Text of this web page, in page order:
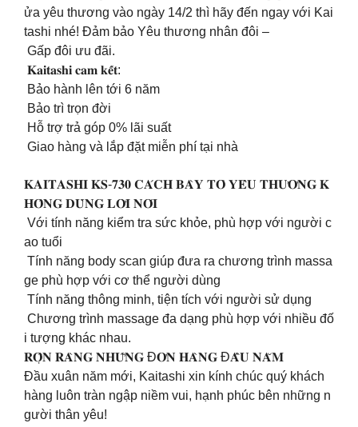
ửa yêu thương vào ngày 14/2 thì hãy đến ngay với Kai
tashi nhé! Đảm bảo Yêu thương nhân đôi –
Gấp đôi ưu đãi.
𝐊𝐚𝐢𝐭𝐚𝐬𝐡𝐢 𝐜𝐚𝐦 𝐤𝐞̂́𝐭:
Bảo hành lên tới 6 năm
Bảo trì trọn đời
Hỗ trợ trả góp 0% lãi suất
Giao hàng và lắp đặt miễn phí tại nhà
𝐊𝐀𝐈𝐓𝐀𝐒𝐇𝐈 𝐊𝐒-𝟕𝟑𝟎 𝐂𝐀́𝐂𝐇 𝐁𝐀̀𝐘 𝐓𝐎̉ 𝐘𝐄̂𝐔 𝐓𝐇𝐔̛𝐎̛𝐍𝐆 𝐊
𝐇𝐎̂𝐍𝐆 𝐃𝐔̀𝐍𝐆 𝐋𝐎̛̀𝐈 𝐍𝐎́𝐈
Với tính năng kiểm tra sức khỏe, phù hợp với người c
ao tuổi
Tính năng body scan giúp đưa ra chương trình massa
ge phù hợp với cơ thể người dùng
Tính năng thông minh, tiện tích với người sử dụng
Chương trình massage đa dạng phù hợp với nhiều đố
i tượng khác nhau.
𝐑𝐎̣̂𝐍 𝐑𝐀̀𝐍𝐆 𝐍𝐇𝐔̛̃𝐍𝐆 Đ𝐎̛𝐍 𝐇𝐀̀𝐍𝐆 Đ𝐀̂̀𝐔 𝐍𝐀̆𝐌
Đầu xuân năm mới, Kaitashi xin kính chúc quý khách
hàng luôn tràn ngập niềm vui, hạnh phúc bên những n
gười thân yêu!